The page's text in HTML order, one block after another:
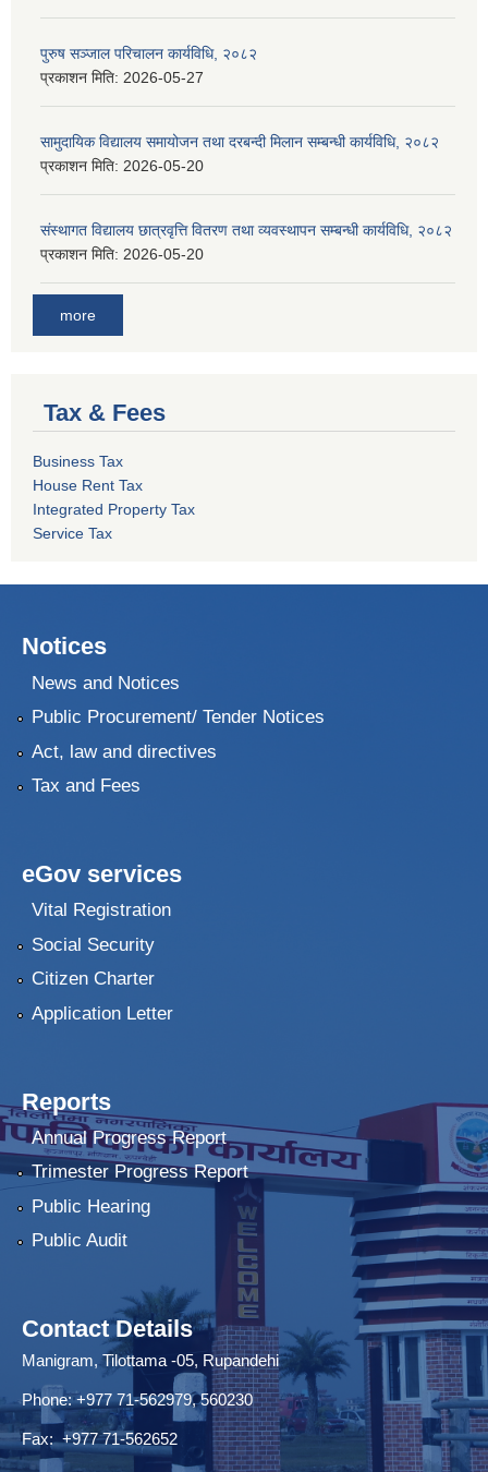
पुरुष सञ्जाल परिचालन कार्यविधि, २०८२
प्रकाशन मिति: 2026-05-27
सामुदायिक विद्यालय समायोजन तथा दरबन्दी मिलान सम्बन्धी कार्यविधि, २०८२
प्रकाशन मिति: 2026-05-20
संस्थागत विद्यालय छात्रवृत्ति वितरण तथा व्यवस्थापन सम्बन्धी कार्यविधि, २०८२
प्रकाशन मिति: 2026-05-20
more
Tax & Fees
Business Tax
House Rent Tax
Integrated Property Tax
Service Tax
Notices
News and Notices
Public Procurement/ Tender Notices
Act, law and directives
Tax and Fees
eGov services
Vital Registration
Social Security
Citizen Charter
Application Letter
Reports
Annual Progress Report
Trimester Progress Report
Public Hearing
Public Audit
Contact Details
Manigram, Tilottama -05, Rupandehi
Phone: +977 71-562979, 560230
Fax: +977 71-562652